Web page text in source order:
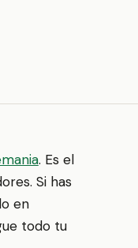
. Es el
Si has
en
todo tu